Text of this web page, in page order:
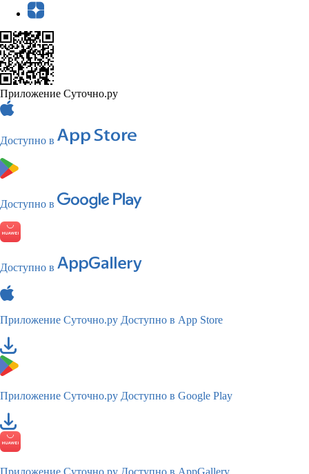
Приложение Суточно.ру
Доступно в
Доступно в
Доступно в
Приложение Суточно.ру Доступно в App Store
Приложение Суточно.ру Доступно в Google Play
Приложение Суточно.ру Доступно в AppGallery